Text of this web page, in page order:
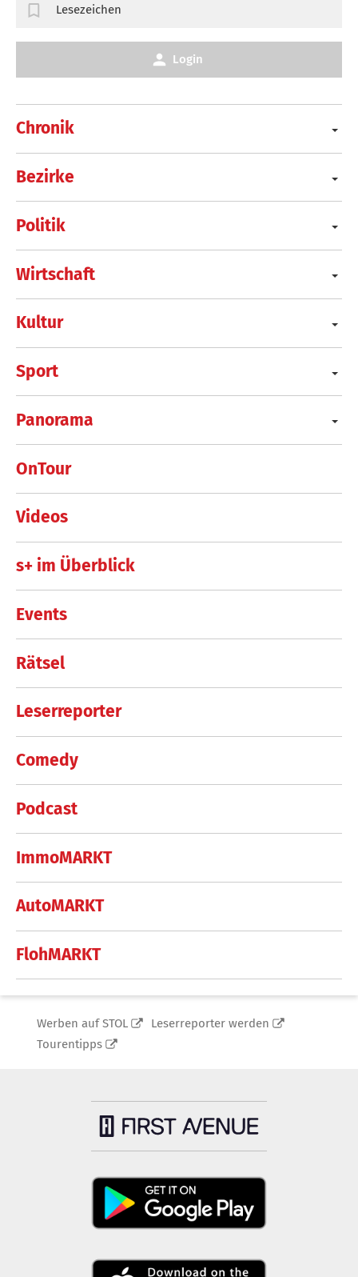
Chronik
Bezirke
Politik
Wirtschaft
Kultur
Sport
Panorama
OnTour
Videos
s+ im Überblick
Events
Rätsel
Leserreporter
Comedy
Podcast
ImmoMARKT
AutoMARKT
FlohMARKT
Lesezeichen
Login
Werben auf STOL
Leserreporter werden
Tourentipps